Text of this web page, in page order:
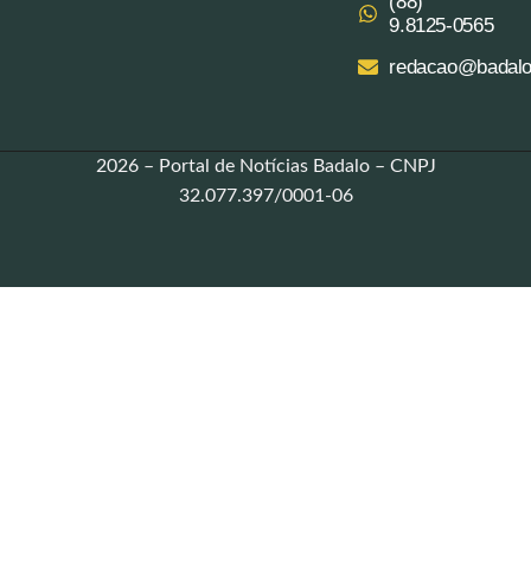
9.8125‑0565‬
2026 – Portal de Notícias Badalo – CNPJ
32.077.397/0001-06